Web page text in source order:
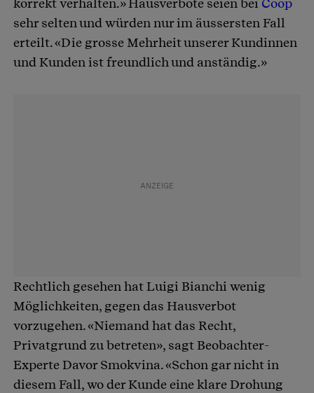
korrekt verhalten.» Hausverbote seien bei Coop
sehr selten und würden nur im äussersten Fall
erteilt. «Die grosse Mehrheit unserer Kundinnen
und Kunden ist freundlich und anständig.»
Rechtlich gesehen hat Luigi Bianchi wenig
Möglichkeiten, gegen das Hausverbot
vorzugehen. «Niemand hat das Recht,
Privatgrund zu betreten», sagt Beobachter-
Experte Davor Smokvina. «Schon gar nicht in
diesem Fall, wo der Kunde eine klare Drohung